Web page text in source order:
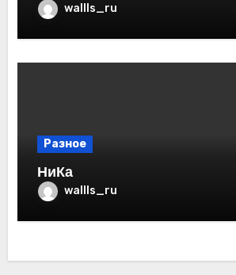
wallls_ru
Разное
НиКа
wallls_ru